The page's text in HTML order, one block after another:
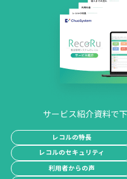
サービス紹介資料で
レコルの特長
レコルのセキュリティ
利用者からの声